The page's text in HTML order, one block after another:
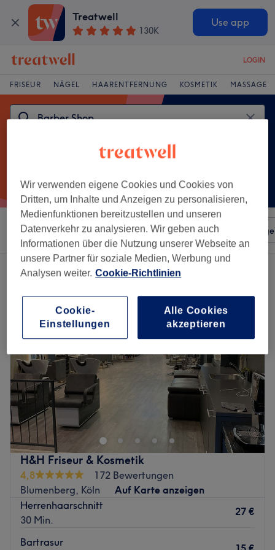
Treatwell
130K
Use app
LOGIN
FRISEUR NÄGEL HAARENTFERNUNG KOSMETIK MASSAGE
Sortieren nach Beliebiger Preis Salons
Ein Salon, der anbietet: barber shop in Blumenberg, Köln
H&H Friseur & Kosmetik
4,8
172 Bewertungen
Blumenberg, Köln
Auf Karte anzeigen
Herrenhaarschnitt
30 Min.
27 €
Bartrasur
Wir verwenden eigene Cookies und Cookies von
Dritten, um Inhalte und Anzeigen zu personalisieren,
Medienfunktionen bereitzustellen und unseren
Datenverkehr zu analysieren. Wir geben auch
Informationen über die Nutzung unserer Webseite an
unsere Partner für soziale Medien, Werbung und
Analysen weiter. Cookie-Richtlinien
Cookie-
Einstellungen
Alle Cookies
akzeptieren